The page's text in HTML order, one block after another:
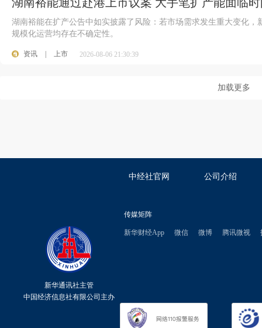
湖南裕能在扩产公告中如实披露了风险：若市场需求发生重大变化
规模化运营均存在不确定性。
资讯 上市 2026-08-06 21:30:39
加载更多
中经社官网 公司介绍
新华通讯社主管
中国经济信息社有限公司主办
传媒矩阵
新华财经App 微信 微博 腾讯微视